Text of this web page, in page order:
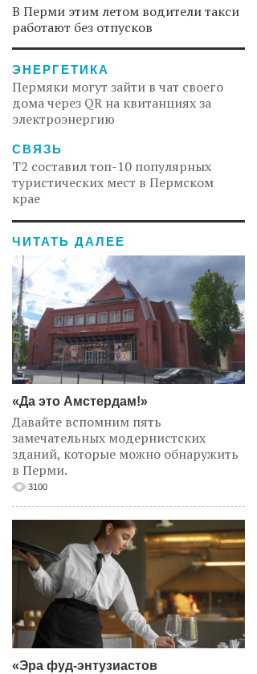
В Перми этим летом водители такси
работают без отпусков
ЭНЕРГЕТИКА
Пермяки могут зайти в чат своего
дома через QR на квитанциях за
электроэнергию
СВЯЗЬ
Т2 составил топ-10 популярных
туристических мест в Пермском
крае
ЧИТАТЬ ДАЛЕЕ
«Да это Амстердам!»
Давайте вспомним пять
замечательных модернистских
зданий, которые можно обнаружить
в Перми.
3100
«Эра фуд-энтузиастов